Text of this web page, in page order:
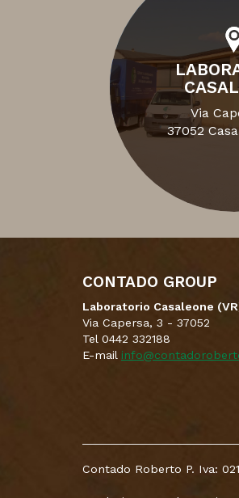
Via
37052
CONTADO GROUP
Laboratorio Casaleone
Via Capersa, 3 - 37052
Tel 0442 332188
E-mail
Contado Roberto P. Iva: